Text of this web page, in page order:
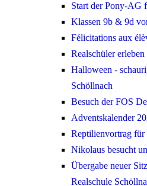
Start der Pony-AG
Klassen 9b & 9d
Félicitations aux
Realschüler
Halloween -
Schöllnach
Besuch der FOS
Adventskalender
Reptilienvortrag für
Nikolaus besucht
Übergabe neuer
Realschule